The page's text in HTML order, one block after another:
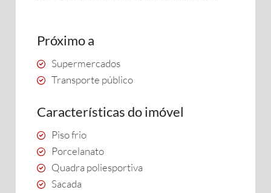
Próximo a
Supermercados
Transporte público
Características do imóvel
Piso frio
Porcelanato
Quadra poliesportiva
Sacada